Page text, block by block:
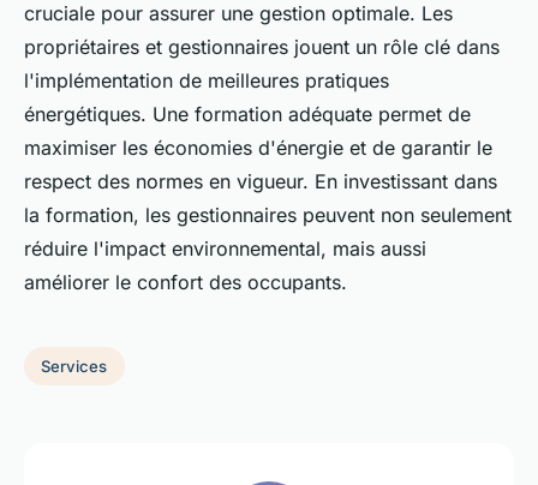
cruciale pour assurer une gestion optimale. Les
propriétaires et gestionnaires jouent un rôle clé dans
l'implémentation de meilleures pratiques
énergétiques. Une formation adéquate permet de
maximiser les économies d'énergie et de garantir le
respect des normes en vigueur. En investissant dans
la formation, les gestionnaires peuvent non seulement
réduire l'impact environnemental, mais aussi
améliorer le confort des occupants.
Services